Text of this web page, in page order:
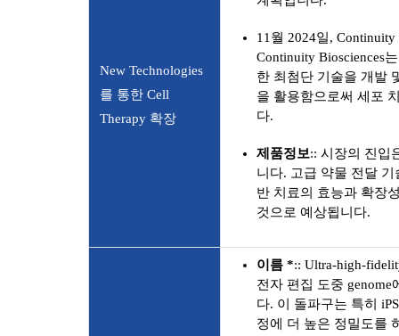
New Technologies
를 통한 Cell
Therapy 확장
11월 2024일,
Continuity Biosciences
한 최첨단 기술을 개발
을 활용함으로써 세포
다.
제품정보:: 시장의 진입
니다. 고급 약물 전달 기
반 치료의 효능과 확장
것으로 예상됩니다.
이름 *:: Ultra-high-
전자 편집 도중
다. 이 돌파구는 특히
정에 더 높은 정밀도를